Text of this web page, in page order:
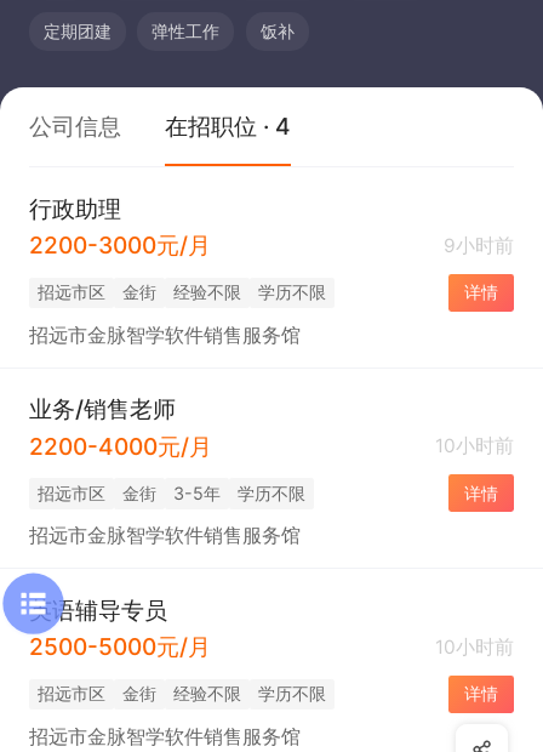
定期团建 弹性工作 饭补
公司信息 在招职位 · 4
行政助理
2200-3000元/月
9小时前
招远市区 金街 经验不限 学历不限 详情
招远市金脉智学软件销售服务馆
业务/销售老师
2200-4000元/月
10小时前
招远市区 金街 3-5年 学历不限 详情
招远市金脉智学软件销售服务馆
英语辅导专员
2500-5000元/月
10小时前
招远市区 金街 经验不限 学历不限 详情
招远市金脉智学软件销售服务馆